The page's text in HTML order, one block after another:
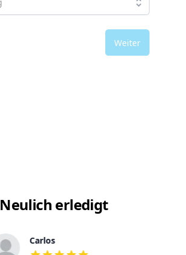
Weiter
Neulich erledigt
Carlos